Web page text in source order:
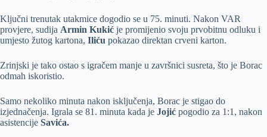
Ključni trenutak utakmice dogodio se u 75. minuti. Nakon VAR
provjere, sudija Armin Kukić je promijenio svoju prvobitnu odluku i
umjesto žutog kartona, Iliću pokazao direktan crveni karton.
Zrinjski je tako ostao s igračem manje u završnici susreta, što je Borac
odmah iskoristio.
Samo nekoliko minuta nakon isključenja, Borac je stigao do
izjednačenja. Igrala se 81. minuta kada je Jojić pogodio za 1:1, nakon
asistencije Savića.